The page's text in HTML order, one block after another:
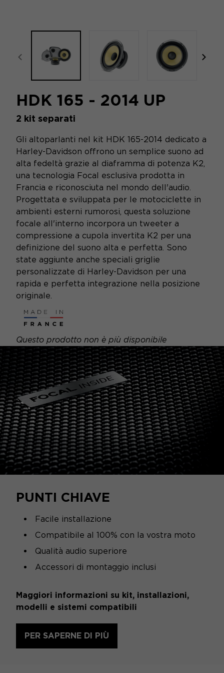
focal-naim-frontent::misc.prev_label
HDK 165 - 2014 UP
2 kit separati
Gli altoparlanti nel kit HDK 165-2014 dedicato a
Harley-Davidson offrono un semplice suono ad
alta fedeltà grazie al diaframma di potenza K2,
una tecnologia Focal esclusiva prodotta in
Francia e riconosciuta nel mondo dell'audio.
Progettata e sviluppata per le motociclette in
ambienti esterni rumorosi, questa soluzione
focale all'interno incorpora un tweeter a
compressione a cupola invertita K2 per una
definizione del suono alta e perfetta. Sono
state aggiunte anche speciali griglie
personalizzate di Harley-Davidson per una
rapida e perfetta integrazione nella posizione
originale.
Questo prodotto non è più disponibile
PUNTI CHIAVE
Facile installazione
Compatibile al 100% con la vostra moto
Qualità audio superiore
Accessori di montaggio inclusi
Maggiori informazioni su kit, installazioni,
modelli e sistemi compatibili
PER SAPERNE DI PIÙ